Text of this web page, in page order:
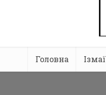
Головна